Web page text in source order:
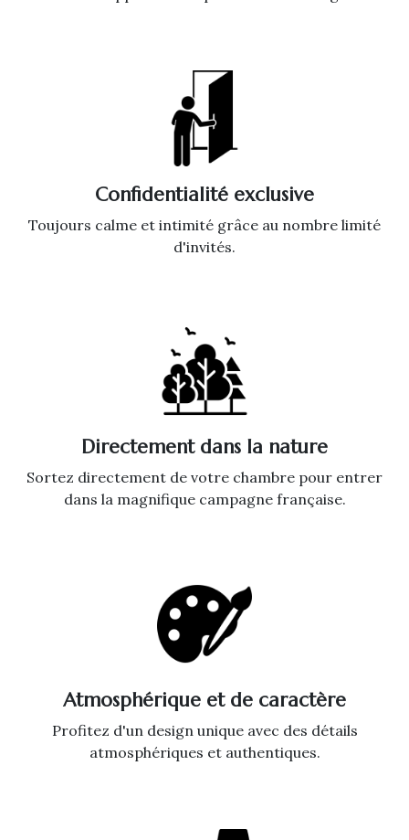
Confidentialité exclusive
Toujours calme et intimité grâce au nombre limité
d'invités.
Directement dans la nature
Sortez directement de votre chambre pour entrer
dans la magnifique campagne française.
Atmosphérique et de caractère
Profitez d'un design unique avec des détails
atmosphériques et authentiques.